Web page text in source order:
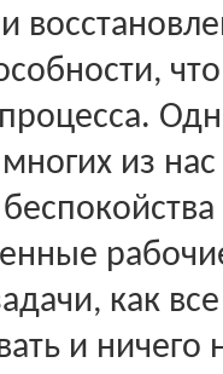
из нас
как
и ничего